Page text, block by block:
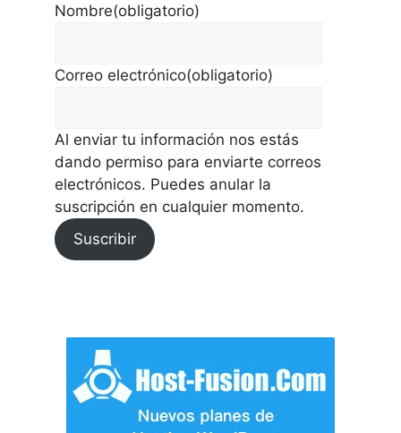
Nombre(obligatorio)
Correo electrónico(obligatorio)
Al enviar tu información nos estás
dando permiso para enviarte correos
electrónicos. Puedes anular la
suscripción en cualquier momento.
Suscribir